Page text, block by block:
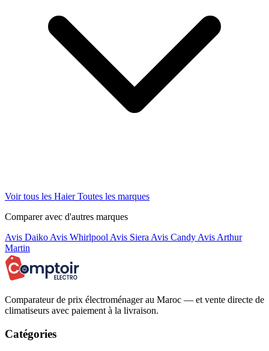
Voir tous les HaierToutes les marques
Comparer avec d'autres marques
Avis Daiko Avis Whirlpool Avis Siera Avis Candy Avis Arthur
Martin
Comparateur de prix électroménager au Maroc — et vente directe de
climatiseurs avec paiement à la livraison.
Catégories